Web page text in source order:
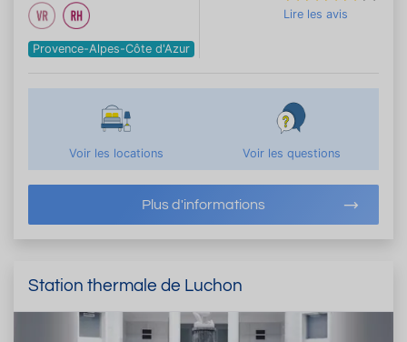
Provence-Alpes-Côte d'Azur
Lire les avis
Voir les locations Voir les questions
Plus d'informations
Station thermale de Luchon